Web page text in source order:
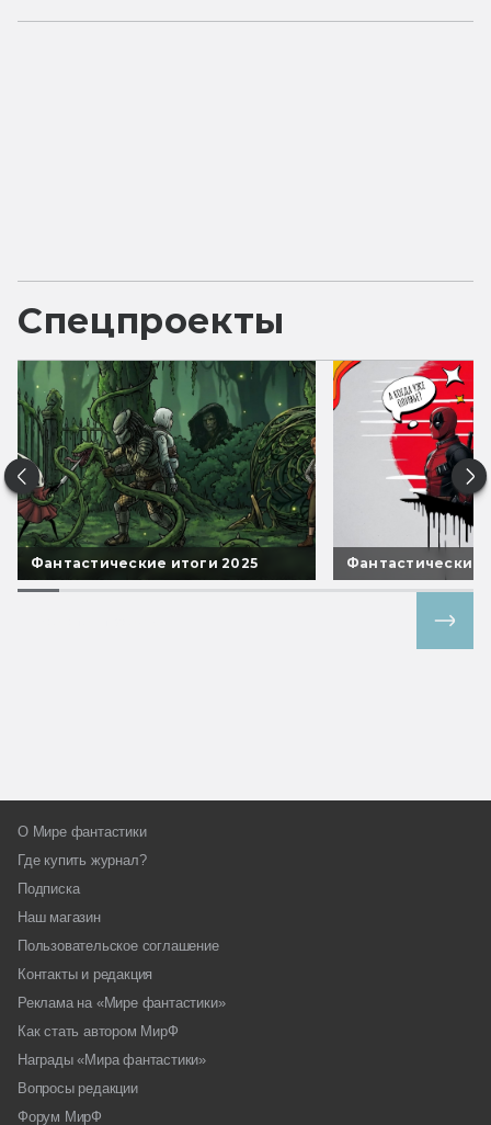
Спецпроекты
Фантастические итоги 2025 Фантастические
О Мире фантастики
Где купить журнал?
Подписка
Наш магазин
Пользовательское соглашение
Контакты и редакция
Реклама на «Мире фантастики»
Как стать автором МирФ
Награды «Мира фантастики»
Вопросы редакции
Форум МирФ